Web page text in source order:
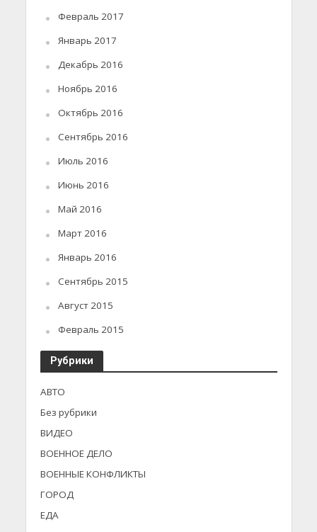
Февраль 2017
Январь 2017
Декабрь 2016
Ноябрь 2016
Октябрь 2016
Сентябрь 2016
Июль 2016
Июнь 2016
Май 2016
Март 2016
Январь 2016
Сентябрь 2015
Август 2015
Февраль 2015
Рубрики
АВТО
Без рубрики
ВИДЕО
ВОЕННОЕ ДЕЛО
ВОЕННЫЕ КОНФЛИКТЫ
ГОРОД
ЕДА